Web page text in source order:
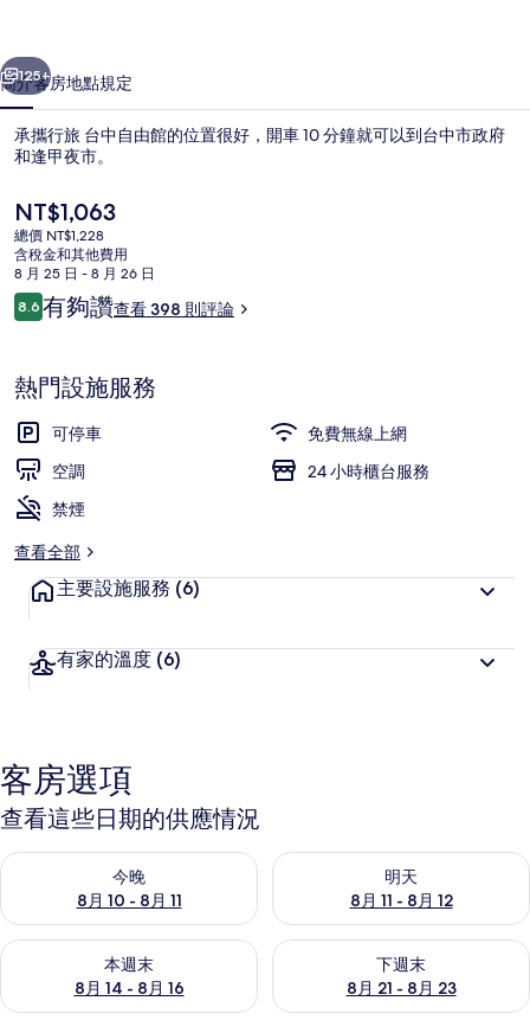
由
館
的
片
集
個 下一個
125+
簡介客房地點規定
承攜行旅 台中自由館的位置很好，開車 10 分鐘就可以到台中市政府
和逢甲夜市。
目
前
的
價
格
是
NT$1,063
總價 NT$1,228
含稅金和其他費用
8 月 25 日 - 8 月 26 日
評
論
8.68.6 分，滿分 10 分，
有夠讚查看 398 則評論
熱門設施服務
可停車
免費無線上網
空調
24 小時櫃台服務
禁煙
查看全部
主要設施服務 (6)
有家的溫度 (6)
客房選項
查看這些日期的供應情況
今晚
8月 10 - 8月 11
查看今晚 (8月 10 - 8月 11) 的供應情況
明天
8月 11 - 8月 12
查看明天 (8月 11 - 8月 12) 的供
本週末
8月 14 - 8月 16
查看本週末 (8月 14 - 8月 16) 的供應情況
下週末
8月 21 - 8月 23
查看下週末 (8月 21 - 8月 23)